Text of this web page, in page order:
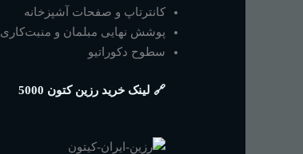
کانترتاپ و صفحات آشپزخانه
پوشش نهایی مبلمان و منبت‌کاری
سطوح دکوراتیو
🔗 لینک خرید رزین کتون 5000